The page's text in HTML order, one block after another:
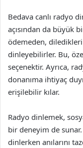
Bedava canlı radyo
açısından da büyük
ödemeden,
dinleyebilirler. Bu,
seçenektir. Ayrıca,
donanıma ihtiyaç
erişilebilir kılar.
Radyo dinlemek,
bir deneyim de
dinlerken anılarını